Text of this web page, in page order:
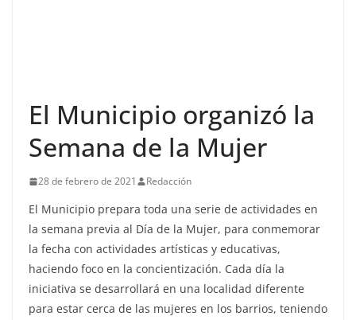
El Municipio organizó la
Semana de la Mujer
28 de febrero de 2021 Redacción
El Municipio prepara toda una serie de actividades en
la semana previa al Día de la Mujer, para conmemorar
la fecha con actividades artísticas y educativas,
haciendo foco en la concientización. Cada día la
iniciativa se desarrollará en una localidad diferente
para estar cerca de las mujeres en los barrios, teniendo